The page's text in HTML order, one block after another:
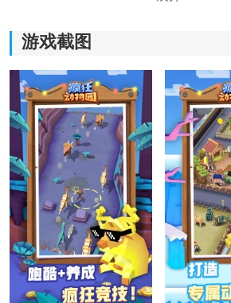
《疯狂动物园2021》游戏特色：
1.有很多不同的皮肤选择，更多不同
2.我们能感受和体验到的，在更多不
趣的。
3.在游戏中，解锁的方式相当多种。
游戏截图